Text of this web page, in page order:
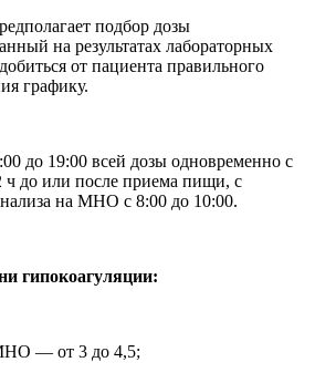
подбор дозы
на результатах лабораторных
от пациента правильного
графику.
до 19:00 всей дозы одновременно с
ч до или после приема пищи, с
на МНО с 8:00 до 10:00.
гипокоагуляции:
— от 3 до 4,5;